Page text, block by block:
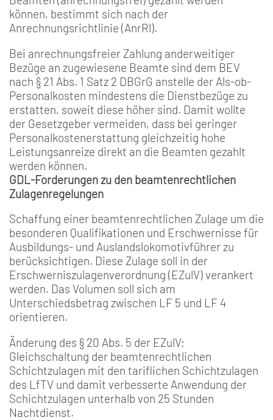
können, bestimmt sich nach der
Anrechnungsrichtlinie (AnrRl).
Bei anrechnungsfreier Zahlung anderweitiger
Bezüge an zugewiesene Beamte sind dem BEV
nach § 21 Abs. 1 Satz 2 DBGrG anstelle der Als-ob-
Personalkosten mindestens die Dienstbezüge zu
erstatten, soweit diese höher sind. Damit wollte
der Gesetzgeber vermeiden, dass bei geringer
Personalkostenerstattung gleichzeitig hohe
Leistungsanreize direkt an die Beamten gezahlt
werden können.
GDL-Forderungen zu den beamtenrechtlichen
Zulagenregelungen
Schaffung einer beamtenrechtlichen Zulage um die
besonderen Qualifikationen und Erschwernisse für
Ausbildungs- und Auslandslokomotivführer zu
berücksichtigen. Diese Zulage soll in der
Erschwerniszulagenverordnung (EZulV) verankert
werden. Das Volumen soll sich am
Unterschiedsbetrag zwischen LF 5 und LF 4
orientieren.
Änderung des § 20 Abs. 5 der EZulV;
Gleichschaltung der beamtenrechtlichen
Schichtzulagen mit den tariflichen Schichtzulagen
des LfTV und damit verbesserte Anwendung der
Schichtzulagen unterhalb von 25 Stunden
Nachtdienst.